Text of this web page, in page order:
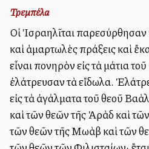
Τρεμπέλα
Οἱ Ἰσραηλῖται
καὶ ἁμαρτωλὲς πράξεις καὶ
εἶναι πονηρὸν εἰς τὰ μάτια
ἐλάτρευσαν τὰ εἴδωλα.
εἰς τὰ ἀγάλματα τοῦ θεοῦ
καὶ τῶν θεῶν τῆς Ἀρὰδ καὶ
τῶν θεῶν τῆς Μωὰβ καὶ τῶν